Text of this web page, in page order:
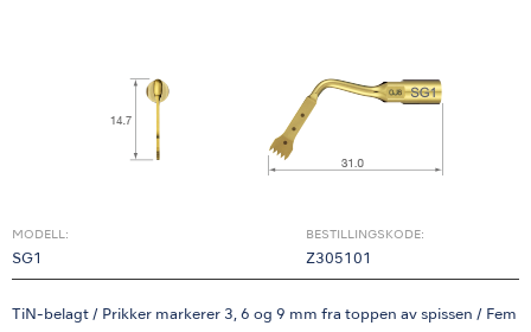
MODELL:
SG1
BESTILLINGSKODE:
Z305101
TiN-belagt / Prikker markerer 3, 6 og 9 mm fra toppen av spissen / Fem